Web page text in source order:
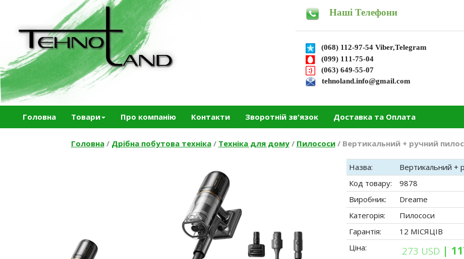
Наші Телефони
(068) 112-97-54 Viber,Telegram
(099) 111-75-04
(063) 649-55-07
tehnoland.info@gmail.com
Головна Товари Про компанію Контакти Зворотній зв'язок Доставка та Оплата
Головна / Дрібна побутова техніка / Техніка для дому / Пилососи / Вертикальний + ручний
Назва:
Вертикальний +
Код товару:
9878
Виробник:
Dreame
Категорія:
Пилососи
Гарантія:
12 МІСЯЦІВ
Ціна:
273 USD |